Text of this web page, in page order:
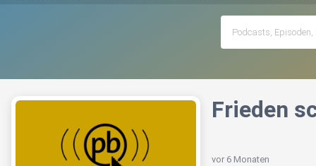
Frieden
vor 6 Monaten